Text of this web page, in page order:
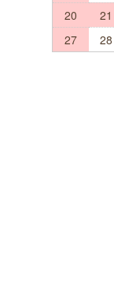
20
21
27
28